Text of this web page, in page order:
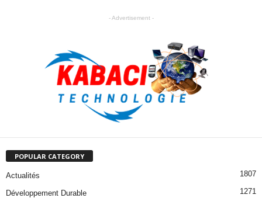
- Advertisement -
POPULAR CATEGORY
Actualités 1807
Développement Durable 1271